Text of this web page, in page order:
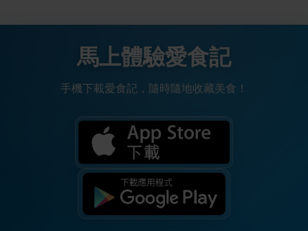
馬上體驗愛食記
手機下載愛食記，隨時隨地收藏美食！